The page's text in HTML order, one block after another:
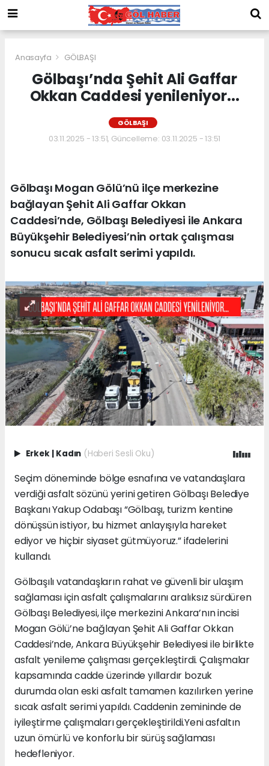
Anasayfa GÖLBAŞI
Gölbaşı’nda Şehit Ali Gaffar
Okkan Caddesi yenileniyor...
GÖLBAŞI
03.11.2025 - 13:51, Güncelleme: 03.11.2025 - 13:51
Gölbaşı Mogan Gölü’nü ilçe merkezine
bağlayan Şehit Ali Gaffar Okkan
Caddesi’nde, Gölbaşı Belediyesi ile Ankara
Büyükşehir Belediyesi’nin ortak çalışması
sonucu sıcak asfalt serimi yapıldı.
Erkek | Kadın (Haberi Sesli Oku)
Seçim döneminde bölge esnafına ve vatandaşlara
verdiği asfalt sözünü yerini getiren Gölbaşı Belediye
Başkanı Yakup Odabaşı “Gölbaşı, turizm kentine
dönüşsün istiyor, bu hizmet anlayışıyla hareket
ediyor ve hiçbir siyaset gütmüyoruz.” ifadelerini
kullandı.
Gölbaşılı vatandaşların rahat ve güvenli bir ulaşım
sağlaması için asfalt çalışmalarını aralıksız sürdüren
Gölbaşı Belediyesi, ilçe merkezini Ankara’nın incisi
Mogan Gölü’ne bağlayan Şehit Ali Gaffar Okkan
Caddesi’nde, Ankara Büyükşehir Belediyesi ile birlikte
asfalt yenileme çalışması gerçekleştirdi. Çalışmalar
kapsamında cadde üzerinde yıllardır bozuk
durumda olan eski asfalt tamamen kazılırken yerine
sıcak asfalt serimi yapıldı. Caddenin zemininde de
iyileştirme çalışmaları gerçekleştirildi.Yeni asfaltın
uzun ömürlü ve konforlu bir sürüş sağlaması
hedefleniyor.